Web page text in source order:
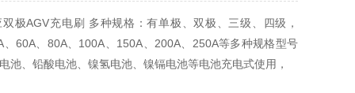
极AGV充电刷 多种规格：有单极、双极、三级、四级，
、60A、80A、100A、150A、200A、250A等多种规格型号
池、铅酸电池、镍氢电池、镍镉电池等电池充电式使用，